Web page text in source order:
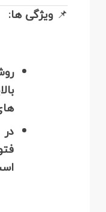
📌 ویژگی‌ ها: